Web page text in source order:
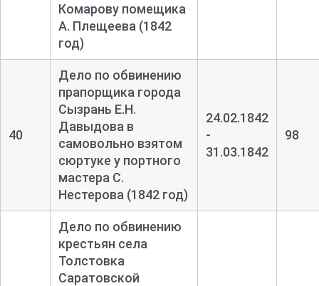
Комарову помещика
А. Плещеева (1842
год)
40
Дело по обвинению
прапорщика города
Сызрань Е.Н.
Давыдова в
самовольно взятом
сюртуке у портного
мастера С.
Нестерова (1842 год)
24.02.1842
-
31.03.1842
98
Дело по обвинению
крестьян села
Толстовка
Саратовской